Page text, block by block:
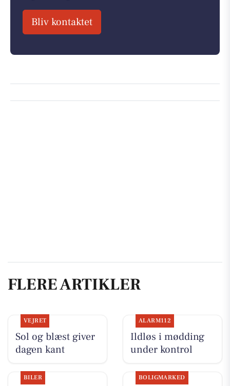
Bliv kontaktet
FLERE ARTIKLER
VEJRET
Sol og blæst giver
dagen kant
ALARM112
Ildløs i mødding
under kontrol
BILER BOLIGMARKED